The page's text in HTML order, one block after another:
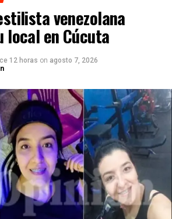
venezolana
local en Cúcuta
12 horas on agosto 7, 2026